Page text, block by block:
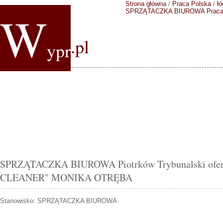
Wypr.pl
Strona główna/ Praca Polska/
SPRZĄTACZKA BIUROWA
SPRZĄTACZKA BIUROWA Piotrków Trybunalski
CLEANER" MONIKA OTRĘBA
Stanowisko: SPRZĄTACZKA BIUROWA